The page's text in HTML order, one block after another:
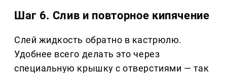
Шаг 6. Слив и повторное кипячение
Слей жидкость обратно в кастрюлю.
Удобнее всего делать это через
специальную крышку с отверстиями — так